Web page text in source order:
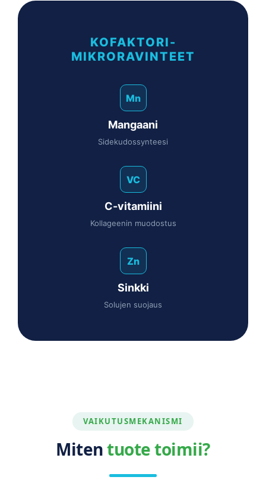
KOFAKTORI-
MIKRORAVINTEET
Mn
Mangaani
Sidekudossynteesi
VC
C-vitamiini
Kollageenin muodostus
Zn
Sinkki
Solujen suojaus
VAIKUTUSMEKANISMI
Mitentuote toimii?